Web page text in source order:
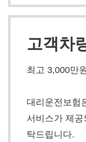
고객차
최고 3,000만원
대리운전보험
서비스가 제
탁드립니다.